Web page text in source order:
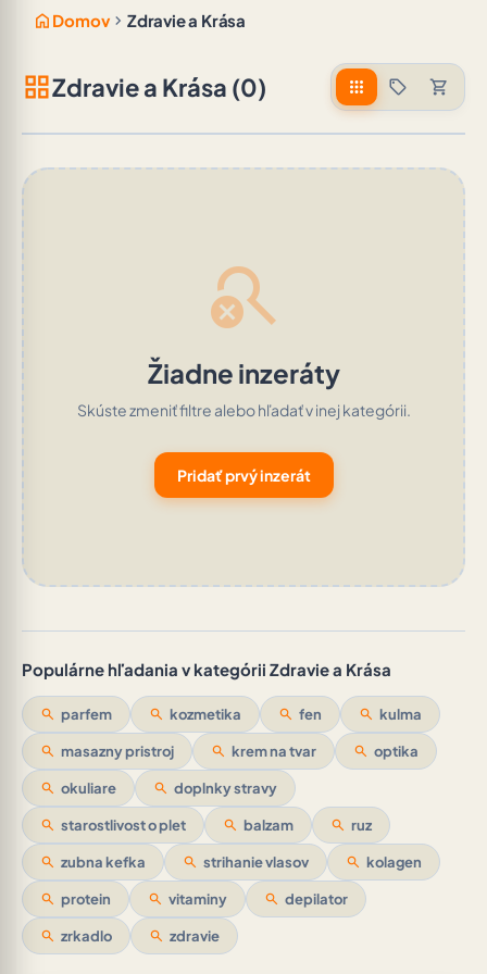
home Domov chevron_right Zdravie a Krása
grid_viewZdravie a Krása (0) apps sell shopping_cart
search_off
Žiadne inzeráty
Skúste zmeniť filtre alebo hľadať v inej kategórii.
Pridať prvý inzerát
Populárne hľadania v kategórii Zdravie a Krása
search parfem search kozmetika search fen search kulma
search masazny pristroj search krem na tvar search optika
search okuliare search doplnky stravy
search starostlivost o plet search balzam search ruz
search zubna kefka search strihanie vlasov search kolagen
search protein search vitaminy search depilator
search zrkadlo search zdravie